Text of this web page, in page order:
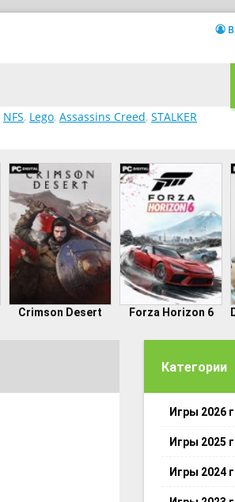
NFS, Lego, Assassins Creed, STALKER
Crimson Desert Forza Horizon 6
Категории
Игры 2026
Игры 2025
Игры 2024